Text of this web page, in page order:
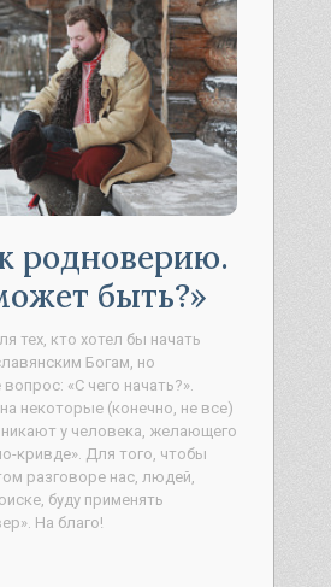
родноверию.
быть?
тех, кто хотел бы начать
Богам, но
«С чего начать?».
некоторые (конечно, не все)
у человека, желающего
кривде». Для того, чтобы
разговоре нас, людей,
буду применять
На благо!